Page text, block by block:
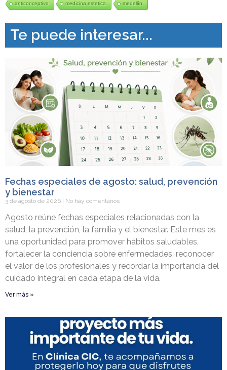
anticonceptivo medicina estetica medellín
Te puede interesar...
Fechas especiales de agosto: salud, prevención
y bienestar
3 de agosto de 2026 No hay comentarios
Agosto reúne fechas especiales relacionadas con la
salud, la prevención, la familia y el bienestar. Este mes es
una oportunidad para promover hábitos saludables,
fortalecer la conciencia sobre enfermedades, reconocer
el valor de los profesionales y recordar la importancia del
cuidado integral en cada etapa de la vida.
Ver más »